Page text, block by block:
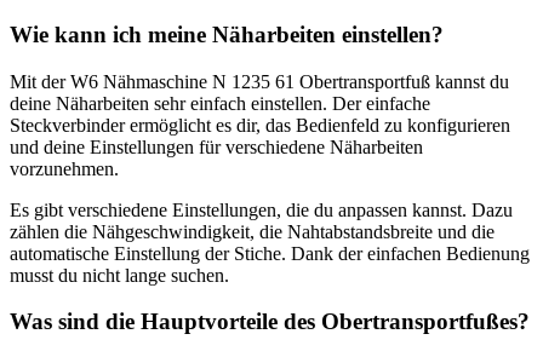
Wie kann ich meine Näharbeiten einstellen?
Mit der W6 Nähmaschine N 1235 61 Obertransportfuß kannst du
deine Näharbeiten sehr einfach einstellen. Der einfache
Steckverbinder ermöglicht es dir, das Bedienfeld zu konfigurieren
und deine Einstellungen für verschiedene Näharbeiten
vorzunehmen.
Es gibt verschiedene Einstellungen, die du anpassen kannst. Dazu
zählen die Nähgeschwindigkeit, die Nahtabstandsbreite und die
automatische Einstellung der Stiche. Dank der einfachen Bedienung
musst du nicht lange suchen.
Was sind die Hauptvorteile des Obertransportfußes?